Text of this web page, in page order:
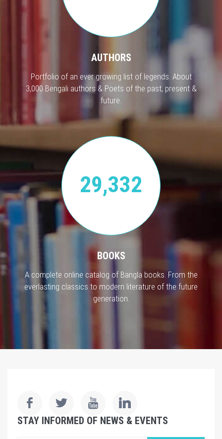
AUTHORS
Portfolio of an ever growing list of legends. About
3,000 Bengali authors & Poets of the past, present &
future.
29,332
BOOKS
A complete online catalog of Bangla books. From the
everlasting classics to modern literature of the future
generation.
STAY INFORMED OF NEWS & EVENTS